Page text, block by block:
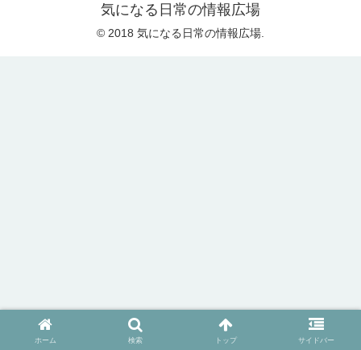
気になる日常の情報広場
© 2018 気になる日常の情報広場.
ホーム 検索 トップ サイドバー